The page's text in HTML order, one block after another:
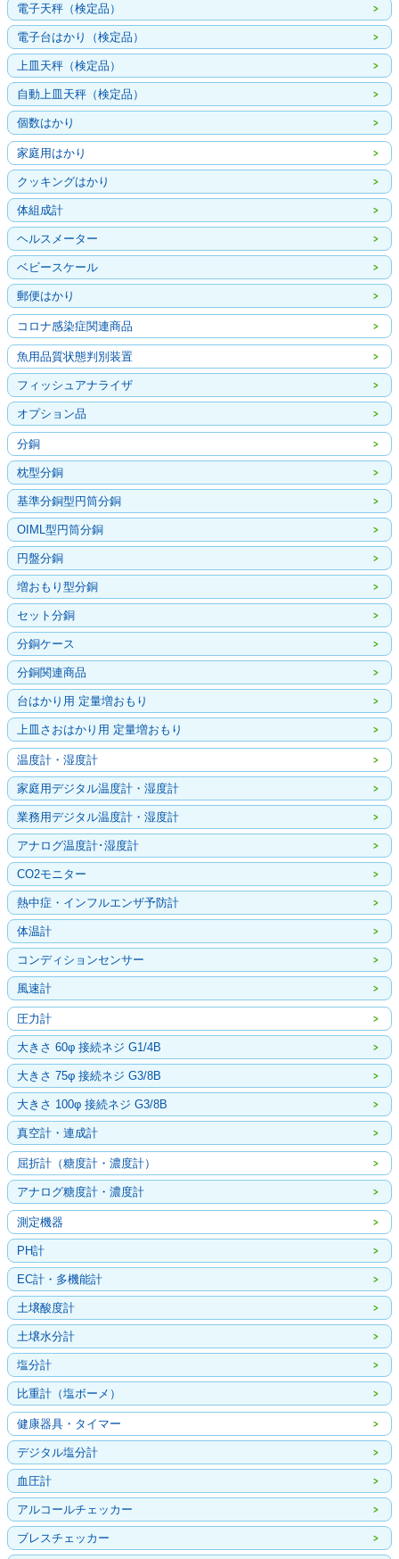
電子天秤（検定品）
電子台はかり（検定品）
上皿天秤（検定品）
自動上皿天秤（検定品）
個数はかり
家庭用はかり
クッキングはかり
体組成計
ヘルスメーター
ベビースケール
郵便はかり
コロナ感染症関連商品
魚用品質状態判別装置
フィッシュアナライザ
オプション品
分銅
枕型分銅
基準分銅型円筒分銅
OIML型円筒分銅
円盤分銅
増おもり型分銅
セット分銅
分銅ケース
分銅関連商品
台はかり用 定量増おもり
上皿さおはかり用 定量増おもり
温度計・湿度計
家庭用デジタル温度計・湿度計
業務用デジタル温度計・湿度計
アナログ温度計･湿度計
CO2モニター
熱中症・インフルエンザ予防計
体温計
コンディションセンサー
風速計
圧力計
大きさ 60φ 接続ネジ G1/4B
大きさ 75φ 接続ネジ G3/8B
大きさ 100φ 接続ネジ G3/8B
真空計・連成計
屈折計（糖度計・濃度計）
アナログ糖度計・濃度計
測定機器
PH計
EC計・多機能計
土壌酸度計
土壌水分計
塩分計
比重計（塩ボーメ）
健康器具・タイマー
デジタル塩分計
血圧計
アルコールチェッカー
ブレスチェッカー